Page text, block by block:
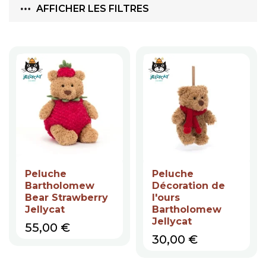
AFFICHER LES FILTRES
Peluche
Bartholomew
Bear Strawberry
Jellycat
Prix
55,00 €
Peluche
Décoration de
l'ours
Bartholomew
Jellycat
Prix
30,00 €